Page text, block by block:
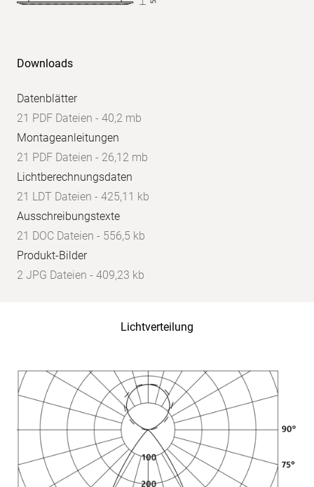
Downloads
Datenblätter
21 PDF Dateien - 40,2 mb
Montageanleitungen
21 PDF Dateien - 26,12 mb
Lichtberechnungsdaten
21 LDT Dateien - 425,11 kb
Ausschreibungstexte
21 DOC Dateien - 556,5 kb
Produkt-Bilder
2 JPG Dateien - 409,23 kb
Lichtverteilung